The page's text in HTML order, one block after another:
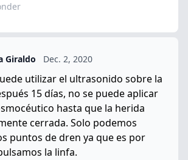
Giraldo Dec. 2, 2020
utilizar el ultrasonido sobre la
15 días, no se puede aplicar
hasta que la herida
cerrada. Solo podemos
puntos de dren ya que es por
la linfa.